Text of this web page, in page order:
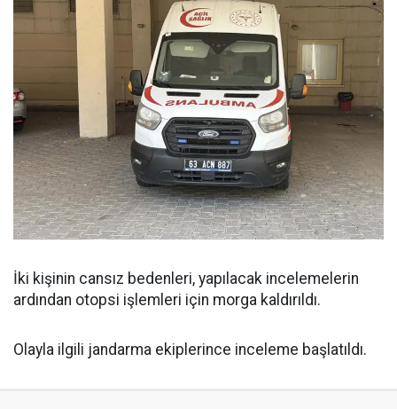
İki kişinin cansız bedenleri, yapılacak incelemelerin
ardından otopsi işlemleri için morga kaldırıldı.
Olayla ilgili jandarma ekiplerince inceleme başlatıldı.